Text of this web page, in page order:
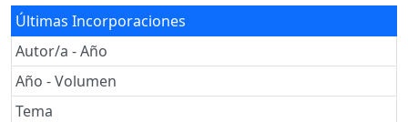
Últimas Incorporaciones
Autor/a - Año
Año - Volumen
Tema